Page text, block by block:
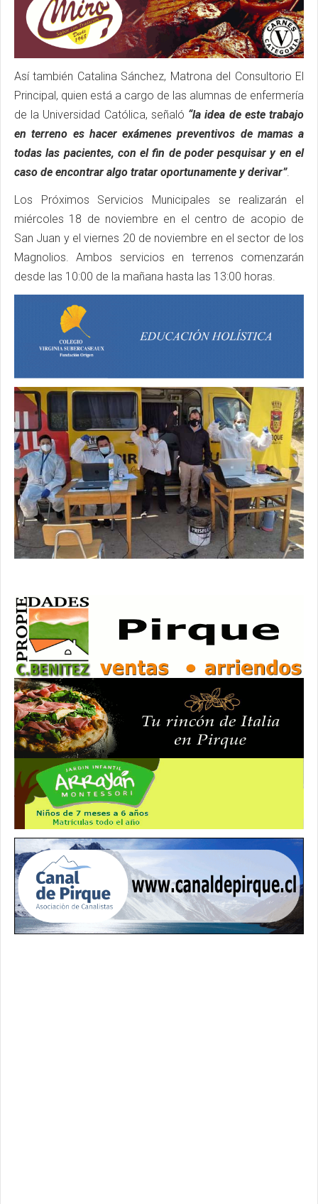
Así también Catalina Sánchez, Matrona del Consultorio El
Principal, quien está a cargo de las alumnas de enfermería
de la Universidad Católica, señaló “la idea de este trabajo
en terreno es hacer exámenes preventivos de mamas a
todas las pacientes, con el fin de poder pesquisar y en el
caso de encontrar algo tratar oportunamente y derivar”.
Los Próximos Servicios Municipales se realizarán el
miércoles 18 de noviembre en el centro de acopio de
San Juan y el viernes 20 de noviembre en el sector de los
Magnolios. Ambos servicios en terrenos comenzarán
desde las 10:00 de la mañana hasta las 13:00 horas.